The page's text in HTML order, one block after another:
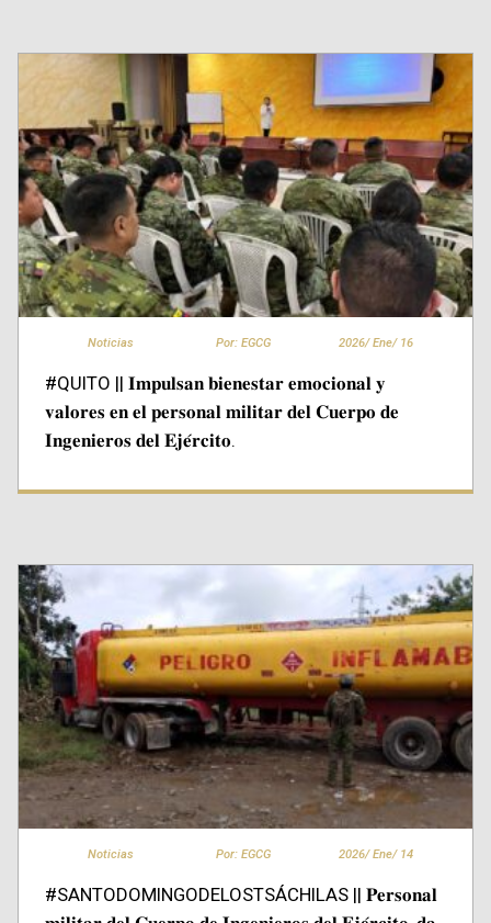
Noticias Por: EGCG 2026/ Ene/ 16
#QUITO || 𝐈𝐦𝐩𝐮𝐥𝐬𝐚𝐧 𝐛𝐢𝐞𝐧𝐞𝐬𝐭𝐚𝐫 𝐞𝐦𝐨𝐜𝐢𝐨𝐧𝐚𝐥 𝐲
𝐯𝐚𝐥𝐨𝐫𝐞𝐬 𝐞𝐧 𝐞𝐥 𝐩𝐞𝐫𝐬𝐨𝐧𝐚𝐥 𝐦𝐢𝐥𝐢𝐭𝐚𝐫 𝐝𝐞𝐥 𝐂𝐮𝐞𝐫𝐩𝐨 𝐝𝐞
𝐈𝐧𝐠𝐞𝐧𝐢𝐞𝐫𝐨𝐬 𝐝𝐞𝐥 𝐄𝐣𝐞́𝐫𝐜𝐢𝐭𝐨.
Noticias Por: EGCG 2026/ Ene/ 14
#SANTODOMINGODELOSTSÁCHILAS || 𝐏𝐞𝐫𝐬𝐨𝐧𝐚𝐥